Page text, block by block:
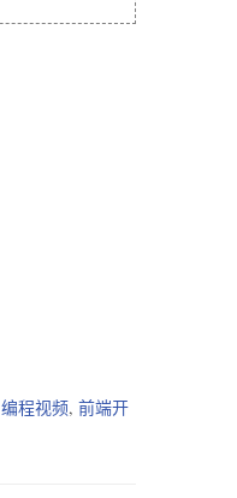
编程视频, 前端开